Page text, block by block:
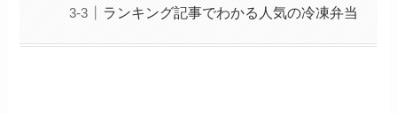
ランキング記事でわかる人気の冷凍弁当